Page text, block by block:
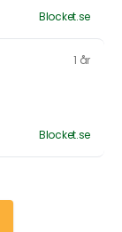
Blocket.se
1 år
Blocket.se